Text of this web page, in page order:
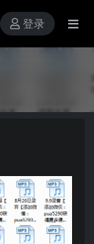
登录